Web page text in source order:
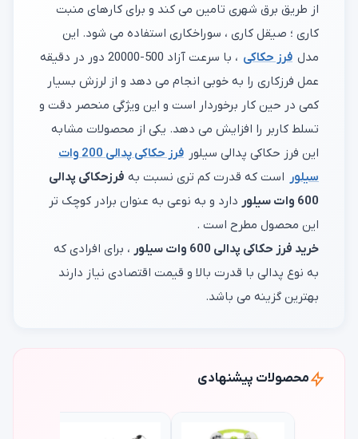
از طریق برق شهری تامین می کند و برای کارهای منبت
کاری ؛ صیقل کاری ، سوراخکاری استفاده می شود. این
مدل فرز حکاکی
، با سرعت آزاد 500-20000 دور در دقیقه
عمل فرزکاری را به خوبی انجام می دهد و از لرزش بسیار
کمی در حین کار برخوردار است و این ویژگی منحصر دقت و
تسلط کاربر را افزایش می دهد. یکی از محصولات مشابه
این فرز حکاکی پدالی سیلور
فرز حکاکی پدالی 200 وات
سیلور است که قدرت کم تری نسبت به فرزحکاکی پدالی
600 وات سیلور
دارد و به نوعی به عنوان برادر کوچک تر
این محصول مطرح است .
خرید فرز حکاکی پدالی 600 وات سیلور
، برای افرادی که
به نوع پدالی با قدرت بالا و قیمت اقتصادی نیاز دارند
بهترین گزینه می باشد.
محصولات پیشنهادی